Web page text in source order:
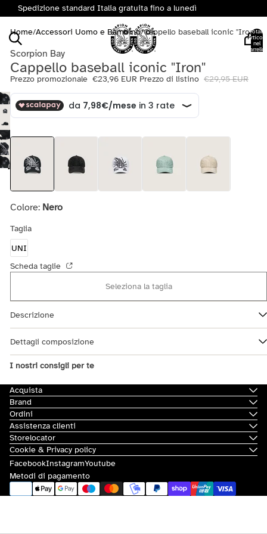
Spedizione standard Italia gratuita fino a lunedì
Totale
articoli
nel
carrello:
Home/Accessori Uomo e Bambino/Cappello baseball iconic "Iron"
Scorpion Bay
Cappello baseball iconic "Iron"
Prezzo promozionale €23,96 EUR Prezzo di listino €29,95 EUR
Colore: Nero
Taglia
UNI
Scheda taglie
Seleziona la taglia
Descrizione
Dettagli composizione
I nostri consigli per te
Acquista
Brand
Ordini
Assistenza clienti
Storelocator
Cookie & Privacy policy
FacebookInstagramYoutube
Metodi di pagamento